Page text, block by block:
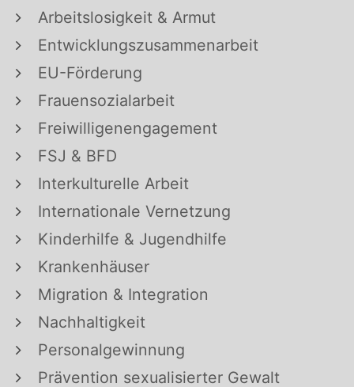
Arbeitslosigkeit & Armut
Entwicklungszusammenarbeit
EU-Förderung
Frauensozialarbeit
Freiwilligenengagement
FSJ & BFD
Interkulturelle Arbeit
Internationale Vernetzung
Kinderhilfe & Jugendhilfe
Krankenhäuser
Migration & Integration
Nachhaltigkeit
Personalgewinnung
Prävention sexualisierter Gewalt